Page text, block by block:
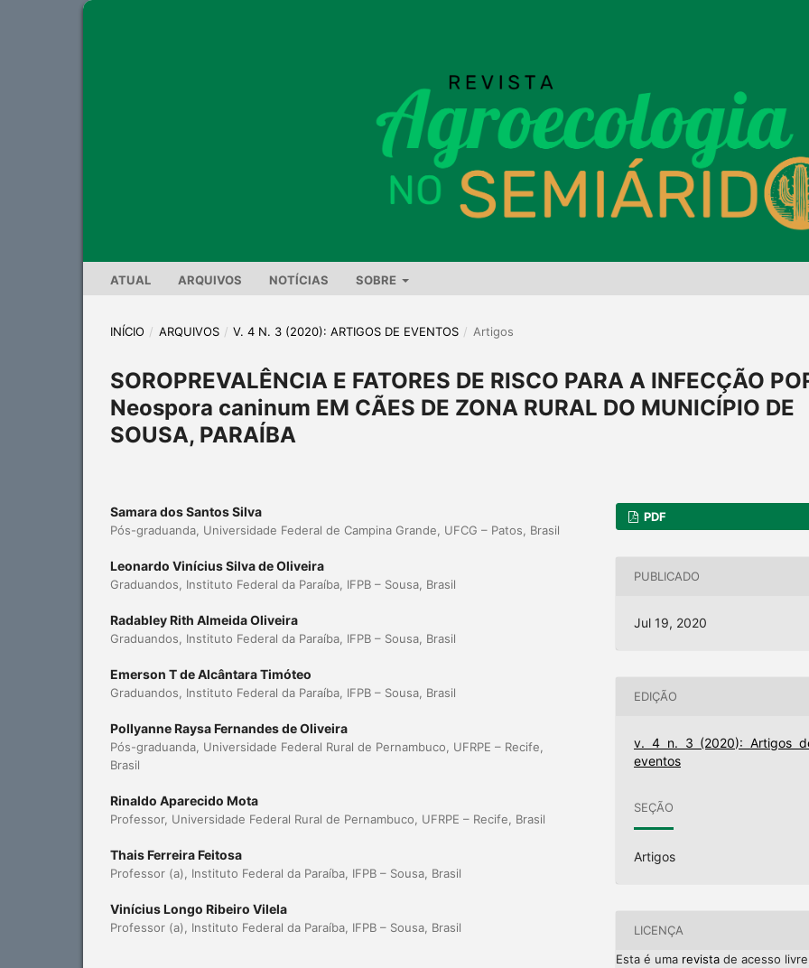
ATUAL ARQUIVOS NOTÍCIAS SOBRE
INÍCIO / ARQUIVOS / V. 4 N. 3 (2020): ARTIGOS DE EVENTOS / Artigos
SOROPREVALÊNCIA E FATORES DE RISCO PARA A INFECÇÃO
Neospora caninum EM CÃES DE ZONA RURAL DO MUNICÍPIO DE
SOUSA, PARAÍBA
Samara dos Santos Silva
Pós-graduanda, Universidade Federal de Campina Grande, UFCG – Patos, Brasil
Leonardo Vinícius Silva de Oliveira
Graduandos, Instituto Federal da Paraíba, IFPB – Sousa, Brasil
Radabley Rith Almeida Oliveira
Graduandos, Instituto Federal da Paraíba, IFPB – Sousa, Brasil
Emerson T de Alcântara Timóteo
Graduandos, Instituto Federal da Paraíba, IFPB – Sousa, Brasil
Pollyanne Raysa Fernandes de Oliveira
Pós-graduanda, Universidade Federal Rural de Pernambuco, UFRPE – Recife,
Brasil
Rinaldo Aparecido Mota
Professor, Universidade Federal Rural de Pernambuco, UFRPE – Recife, Brasil
Thais Ferreira Feitosa
Professor (a), Instituto Federal da Paraíba, IFPB – Sousa, Brasil
Vinícius Longo Ribeiro Vilela
Professor (a), Instituto Federal da Paraíba, IFPB – Sousa, Brasil
PDF
PUBLICADO
Jul 19, 2020
EDIÇÃO
v. 4 n. 3 (2020): Artigos
eventos
SEÇÃO
Artigos
LICENÇA
Esta é uma revista de acesso